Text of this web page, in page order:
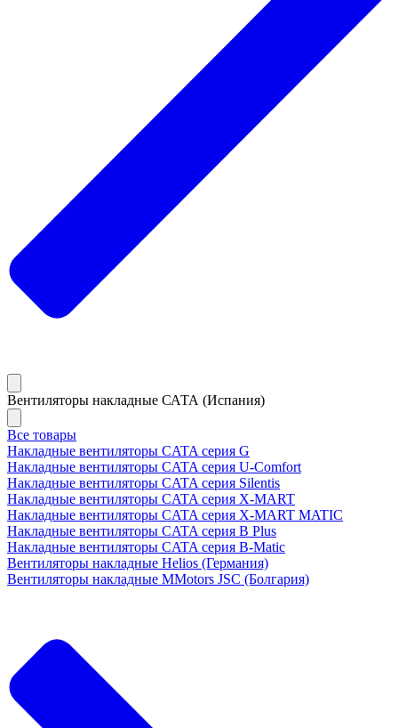
Вентиляторы накладные САТА (Испания)
Все товары
Накладные вентиляторы CATA серия G
Накладные вентиляторы CATA серия U-Comfort
Накладные вентиляторы CATA серия Silentis
Накладные вентиляторы CATA серия X-MART
Накладные вентиляторы CATA серия X-MART MATIC
Накладные вентиляторы CATA серия B Plus
Накладные вентиляторы CATA серия B-Matic
Вентиляторы накладные Helios (Германия)
Вентиляторы накладные MMotors JSC (Болгария)